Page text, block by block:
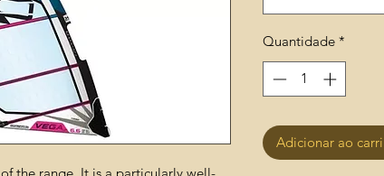
Quantidade *
Adicionar ao